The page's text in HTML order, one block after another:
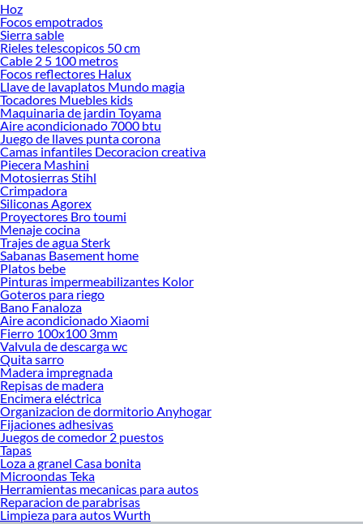
Hoz
Focos empotrados
Sierra sable
Rieles telescopicos 50 cm
Cable 2 5 100 metros
Focos reflectores Halux
Llave de lavaplatos Mundo magia
Tocadores Muebles kids
Maquinaria de jardin Toyama
Aire acondicionado 7000 btu
Juego de llaves punta corona
Camas infantiles Decoracion creativa
Piecera Mashini
Motosierras Stihl
Crimpadora
Siliconas Agorex
Proyectores Bro toumi
Menaje cocina
Trajes de agua Sterk
Sabanas Basement home
Platos bebe
Pinturas impermeabilizantes Kolor
Goteros para riego
Bano Fanaloza
Aire acondicionado Xiaomi
Fierro 100x100 3mm
Valvula de descarga wc
Quita sarro
Madera impregnada
Repisas de madera
Encimera eléctrica
Organizacion de dormitorio Anyhogar
Fijaciones adhesivas
Juegos de comedor 2 puestos
Tapas
Loza a granel Casa bonita
Microondas Teka
Herramientas mecanicas para autos
Reparacion de parabrisas
Limpieza para autos Wurth